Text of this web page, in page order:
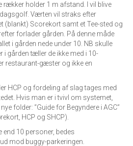
rækker holder 1 m afstand. I vil blive
Værten vil straks efter
(blankt) Scorekort samt et Tee-sted og
forlader gården. På denne måde
i gården nede under 10. NB skulle
i gården tæller de ikke med i 10-
restaurant-gæster og ikke en
HCP og fordeling af slag tages med
Hvis man er i tvivl om systemet,
folder: ”Guide for Begyndere i AGC”
HCP og SHCP).
10 personer, bedes
mod buggy-parkeringen.